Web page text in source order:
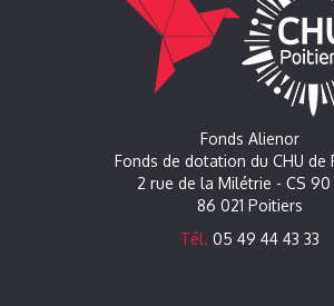
Fonds Alienor
Fonds de dotation du CHU de
2 rue de la Milétrie - CS 90
86 021 Poitiers
Tél. 05 49 44 43 33